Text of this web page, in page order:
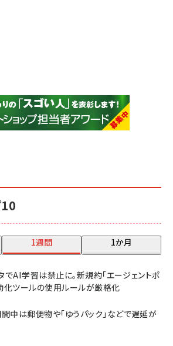
1週間 1か月
AI学習は禁止に。新規約「エージェントポ
化ツールの使用ルールが厳格化
中は郵便物や「ゆうパック」などで遅延が